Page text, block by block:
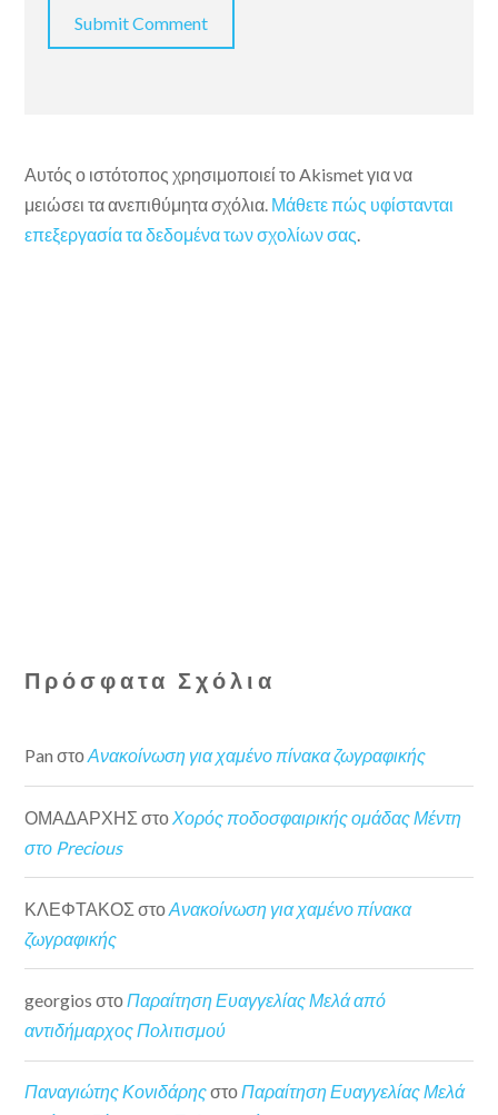
Αυτός ο ιστότοπος χρησιμοποιεί το Akismet για να
μειώσει τα ανεπιθύμητα σχόλια. Μάθετε πώς υφίστανται
επεξεργασία τα δεδομένα των σχολίων σας.
Πρόσφατα Σχόλια
Pan στοΑνακοίνωση για χαμένο πίνακα ζωγραφικής
ΟΜΑΔΑΡΧΗΣ στο Χορός ποδοσφαιρικής ομάδας Μέντη
στο Precious
ΚΛΕΦΤΑΚΟΣ στοΑνακοίνωση για χαμένο πίνακα
ζωγραφικής
georgios στοΠαραίτηση Ευαγγελίας Μελά από
αντιδήμαρχος Πολιτισμού
Παναγιώτης ΚονιδάρηςστοΠαραίτηση Ευαγγελίας Μελά